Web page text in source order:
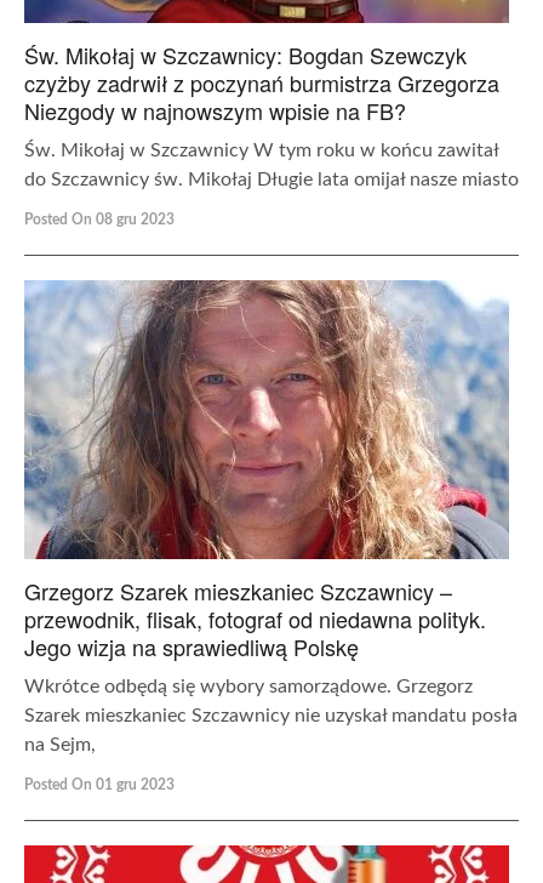
Św. Mikołaj w Szczawnicy: Bogdan Szewczyk
czyżby zadrwił z poczynań burmistrza Grzegorza
Niezgody w najnowszym wpisie na FB?
Św. Mikołaj w Szczawnicy W tym roku w końcu zawitał
do Szczawnicy św. Mikołaj Długie lata omijał nasze miasto
Posted On 08 gru 2023
Grzegorz Szarek mieszkaniec Szczawnicy –
przewodnik, flisak, fotograf od niedawna polityk.
Jego wizja na sprawiedliwą Polskę
Wkrótce odbędą się wybory samorządowe. Grzegorz
Szarek mieszkaniec Szczawnicy nie uzyskał mandatu posła
na Sejm,
Posted On 01 gru 2023